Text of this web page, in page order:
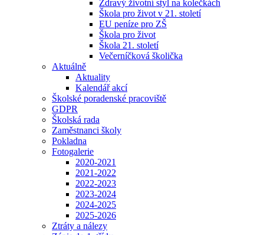
Zdravý životní styl na kolečkách
Škola pro život v 21. století
EU peníze pro ZŠ
Škola pro život
Škola 21. století
Večerníčková školička
Aktuálně
Aktuality
Kalendář akcí
Školské poradenské pracoviště
GDPR
Školská rada
Zaměstnanci školy
Pokladna
Fotogalerie
2020-2021
2021-2022
2022-2023
2023-2024
2024-2025
2025-2026
Ztráty a nálezy